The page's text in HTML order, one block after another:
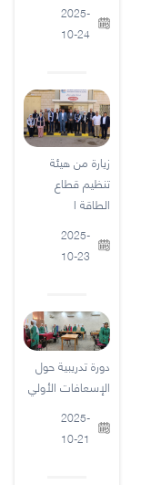
2025-
10-24
زيارة من هيئة
تنظيم قطاع
الطاقة ا
2025-
10-23
دورة تدريبية حول
الإسعافات الأولي
2025-
10-21